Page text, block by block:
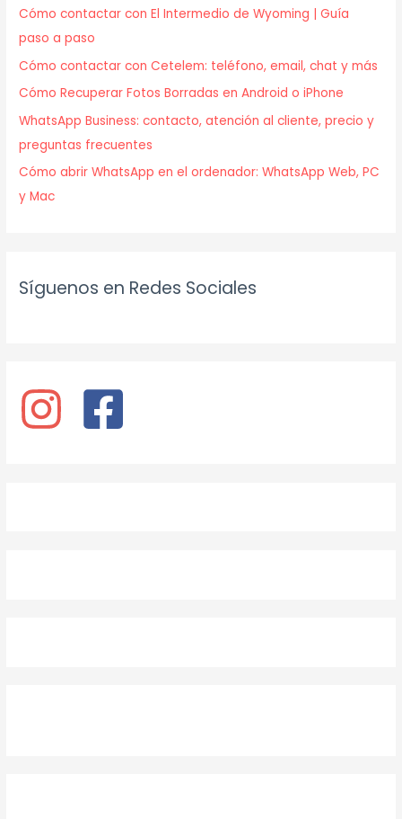
Cómo contactar con El Intermedio de Wyoming | Guía
paso a paso
Cómo contactar con Cetelem: teléfono, email, chat y más
Cómo Recuperar Fotos Borradas en Android o iPhone
WhatsApp Business: contacto, atención al cliente, precio y
preguntas frecuentes
Cómo abrir WhatsApp en el ordenador: WhatsApp Web, PC
y Mac
Síguenos en Redes Sociales